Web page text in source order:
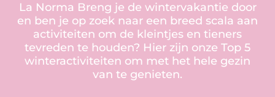
La Norma Breng je de wintervakantie door
en ben je op zoek naar een breed scala aan
activiteiten om de kleintjes en tieners
tevreden te houden? Hier zijn onze Top 5
winteractiviteiten om met het hele gezin
van te genieten.